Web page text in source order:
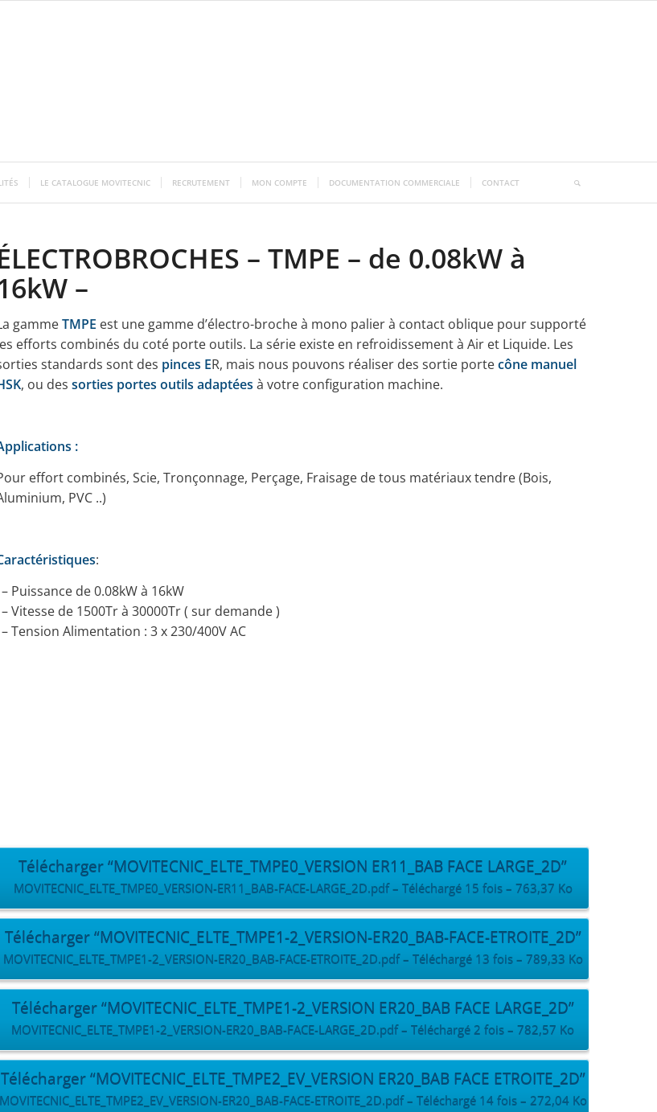
LE CATALOGUE MOVITECNIC RECRUTEMENT MON COMPTE DOCUMENTATION COMMERCIALE CONTACT
– TMPE – de 0.08kW à
–
gammeTMPE est une gamme d’électro-broche à mono palier à contact oblique pour supporté
efforts combinés du coté porte outils. La série existe en refroidissement à Air et Liquide. Les
standards sont des pinces ER, mais nous pouvons réaliser des sortie portecône manuel
, ou des sorties portes outils adaptées à votre configuration machine.
:
effort combinés, Scie, Tronçonnage, Perçage, Fraisage de tous matériaux tendre (Bois,
PVC ..)
:
– Puissance de 0.08kW à 16kW
– Vitesse de 1500Tr à 30000Tr ( sur demande )
– Tension Alimentation : 3 x 230/400V AC
Télécharger “MOVITECNIC_ELTE_TMPE0_VERSION ER11_BAB FACE LARGE_2D”
MOVITECNIC_ELTE_TMPE0_VERSION-ER11_BAB-FACE-LARGE_2D.pdf – Téléchargé 15 fois – 763,37 Ko
Télécharger “MOVITECNIC_ELTE_TMPE1-2_VERSION-ER20_BAB-FACE-ETROITE_2D”
MOVITECNIC_ELTE_TMPE1-2_VERSION-ER20_BAB-FACE-ETROITE_2D.pdf – Téléchargé 13 fois – 789,33 Ko
Télécharger “MOVITECNIC_ELTE_TMPE1-2_VERSION ER20_BAB FACE LARGE_2D”
MOVITECNIC_ELTE_TMPE1-2_VERSION-ER20_BAB-FACE-LARGE_2D.pdf – Téléchargé 2 fois – 782,57 Ko
Télécharger “MOVITECNIC_ELTE_TMPE2_EV_VERSION ER20_BAB FACE ETROITE_2D”
MOVITECNIC_ELTE_TMPE2_EV_VERSION-ER20_BAB-FACE-ETROITE_2D.pdf – Téléchargé 14 fois – 272,04 Ko